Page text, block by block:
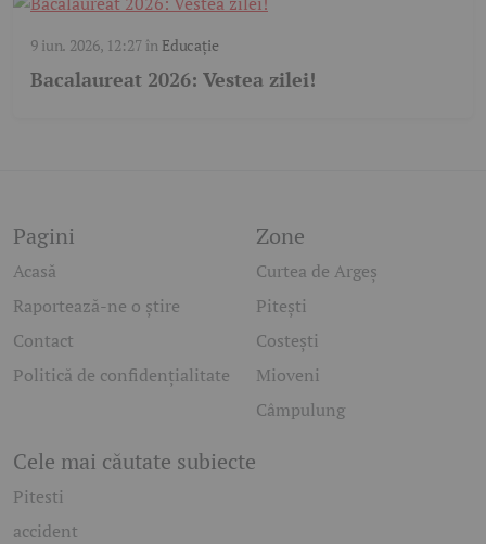
9 iun. 2026, 12:27în Educație
Bacalaureat 2026: Vestea zilei!
Pagini
Acasă
Raportează-ne o știre
Contact
Politică de confidențialitate
Zone
Curtea de Argeș
Pitești
Costești
Mioveni
Câmpulung
Cele mai căutate subiecte
Pitesti
accident